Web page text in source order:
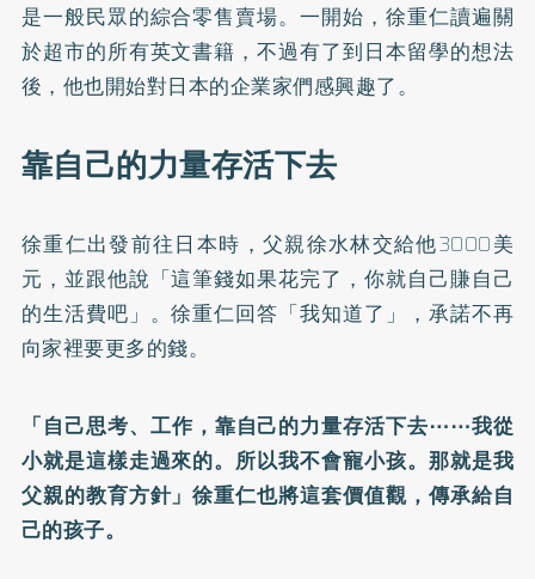
是一般民眾的綜合零售賣場。一開始，徐重仁讀遍關
於超市的所有英文書籍，不過有了到日本留學的想法
後，他也開始對日本的企業家們感興趣了。
靠自己的力量存活下去
徐重仁出發前往日本時，父親徐水林交給他3000美
元，並跟他說「這筆錢如果花完了，你就自己賺自己
的生活費吧」。徐重仁回答「我知道了」，承諾不再
向家裡要更多的錢。
「自己思考、工作，靠自己的力量存活下去⋯⋯我從
小就是這樣走過來的。所以我不會寵小孩。那就是我
父親的教育方針」徐重仁也將這套價值觀，傳承給自
己的孩子。